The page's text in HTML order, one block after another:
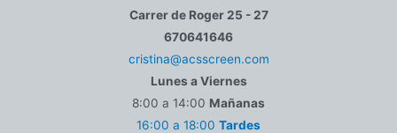
Carrer de Roger 25 - 27
670641646
cristina@acsscreen.com
Lunes a Viernes
8:00 a 14:00 Mañanas
16:00 a 18:00 Tardes